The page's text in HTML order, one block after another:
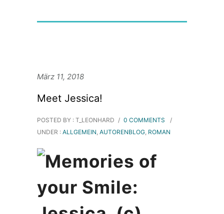
März 11, 2018
Meet Jessica!
POSTED BY : T_LEONHARD / 0 COMMENTS
/
UNDER : ALLGEMEIN, AUTORENBLOG, ROMAN